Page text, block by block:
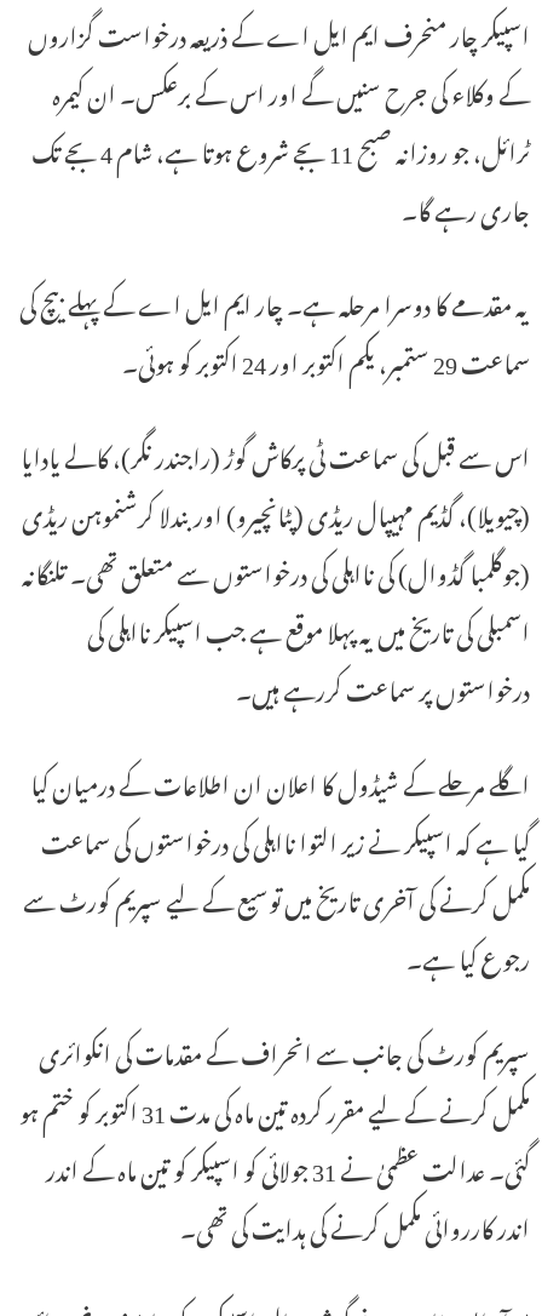
اسپیکر چار منحرف ایم ایل اے کے ذریعہ درخواست گزاروں
کے وکلاء کی جرح سنیں گے اور اس کے برعکس۔ ان کیمرہ
ٹرائل، جو روزانہ صبح 11 بجے شروع ہوتا ہے، شام 4 بجے تک
جاری رہے گا۔
یہ مقدمے کا دوسرا مرحلہ ہے۔ چار ایم ایل اے کے پہلے بیچ کی
سماعت 29 ستمبر، یکم اکتوبر اور 24 اکتوبر کو ہوئی۔
اس سے قبل کی سماعت ٹی پرکاش گوڑ (راجندر نگر)، کالے یادایا
(چیویلا)، گڈیم مہیپال ریڈی (پٹانچیرو) اور بندلا کرشنموہن ریڈی
(جوگلمبا گڈوال) کی نااہلی کی درخواستوں سے متعلق تھی۔ تلنگانہ
اسمبلی کی تاریخ میں یہ پہلا موقع ہے جب اسپیکر نااہلی کی
درخواستوں پر سماعت کررہے ہیں۔
اگلے مرحلے کے شیڈول کا اعلان ان اطلاعات کے درمیان کیا
گیا ہے کہ اسپیکر نے زیر التوا نااہلی کی درخواستوں کی سماعت
مکمل کرنے کی آخری تاریخ میں توسیع کے لیے سپریم کورٹ سے
رجوع کیا ہے۔
سپریم کورٹ کی جانب سے انحراف کے مقدمات کی انکوائری
مکمل کرنے کے لیے مقرر کردہ تین ماہ کی مدت 31 اکتوبر کو ختم ہو
گئی۔ عدالت عظمیٰ نے 31 جولائی کو اسپیکر کو تین ماہ کے اندر
اندر کارروائی مکمل کرنے کی ہدایت کی تھی۔